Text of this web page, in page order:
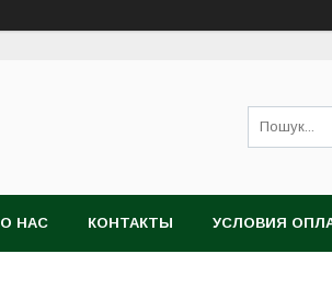
О НАС КОНТАКТЫ УСЛОВИЯ